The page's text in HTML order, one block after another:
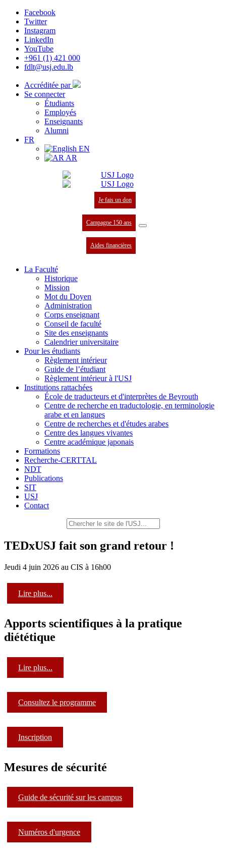
Facebook
Twitter
Instagram
LinkedIn
YouTube
+961 (1) 421 000
fdlt@usj.edu.lb
Accréditée par
Se connecter
Étudiants
Employés
Enseignants
Alumni
FR
EN
AR
Je fais un don
Campagne 150 ans
Aides financières
La Faculté
Historique
Mission
Mot du Doyen
Administration
Corps enseignant
Conseil de faculté
Site des enseignants
Calendrier universitaire
Pour les étudiants
Règlement intérieur
Guide de l’étudiant
Règlement intérieur à l'USJ
Institutions rattachées
École de traducteurs et d'interprètes de Beyrouth
Centre de recherche en traductologie, en terminologie
arabe et en langues
Centre de recherches et d'études arabes
Centre des langues vivantes
Centre académique japonais
Formations
Recherche-CERTTAL
NDT
Publications
SIT
USJ
Contact
TEDxUSJ fait son grand retour !
Jeudi 4 juin 2026 au CIS à 16h00
Lire plus...
Apports scientifiques à la pratique
diététique
Lire plus...
Consultez le programme
Inscription
Mesures de sécurité
Guide de sécurité sur les campus
Numéros d'urgence